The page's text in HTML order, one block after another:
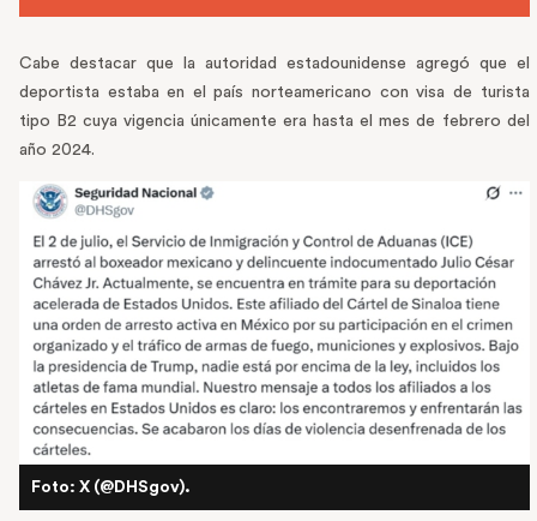
Cabe destacar que la autoridad estadounidense agregó que el
deportista estaba en el país norteamericano con visa de turista
tipo B2 cuya vigencia únicamente era hasta el mes de febrero del
año 2024.
Foto: X (@DHSgov).